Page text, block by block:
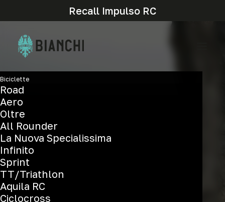
Recall Impulso RC
Biciclette
Road
Aero
Oltre
All Rounder
La Nuova Specialissima
Infinito
Sprint
TT/Triathlon
Aquila RC
Ciclocross
Cyclocross